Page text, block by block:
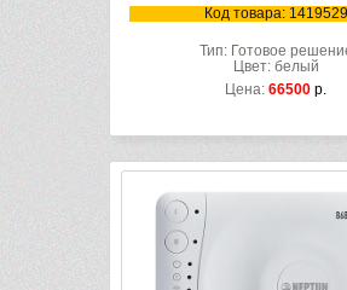
Код товара: 1419529
Тип: Готовое
Цвет: белый
Цена: 66500 р.